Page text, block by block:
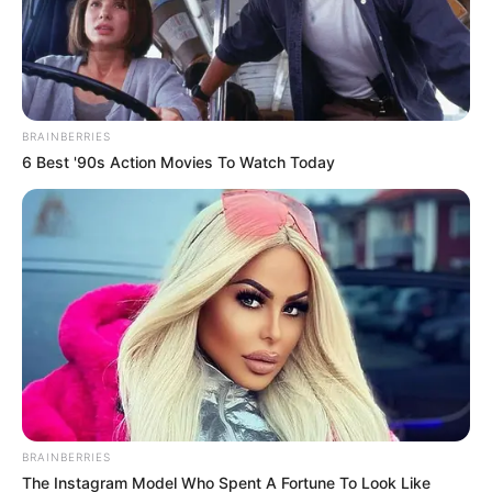
BRAINBERRIES
6 Best '90s Action Movies To Watch Today
BRAINBERRIES
The Instagram Model Who Spent A Fortune To Look Like